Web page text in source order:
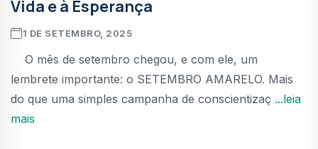
Vida e à Esperança
1 DE SETEMBRO, 2025
O mês de setembro chegou, e com ele, um
lembrete importante: o SETEMBRO AMARELO. Mais
do que uma simples campanha de conscientizaç ...leia
mais